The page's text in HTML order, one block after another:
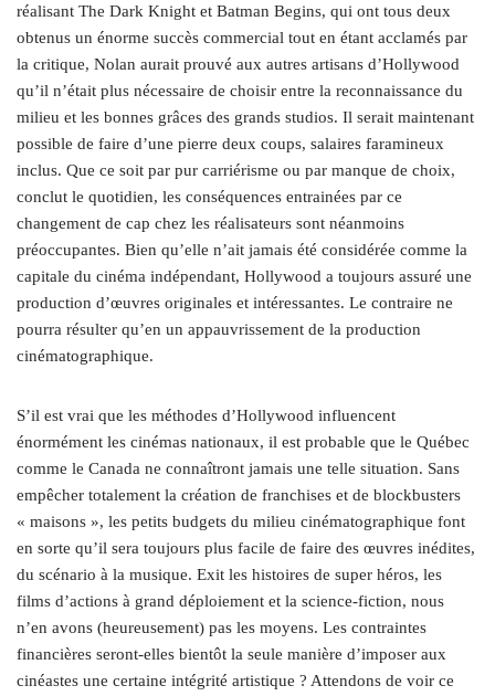
réalisant The Dark Knight et Batman Begins, qui ont tous deux
obtenus un énorme succès commercial tout en étant acclamés par
la critique, Nolan aurait prouvé aux autres artisans d’Hollywood
qu’il n’était plus nécessaire de choisir entre la reconnaissance du
milieu et les bonnes grâces des grands studios. Il serait maintenant
possible de faire d’une pierre deux coups, salaires faramineux
inclus. Que ce soit par pur carriérisme ou par manque de choix,
conclut le quotidien, les conséquences entrainées par ce
changement de cap chez les réalisateurs sont néanmoins
préoccupantes. Bien qu’elle n’ait jamais été considérée comme la
capitale du cinéma indépendant, Hollywood a toujours assuré une
production d’œuvres originales et intéressantes. Le contraire ne
pourra résulter qu’en un appauvrissement de la production
cinématographique.
S’il est vrai que les méthodes d’Hollywood influencent
énormément les cinémas nationaux, il est probable que le Québec
comme le Canada ne connaîtront jamais une telle situation. Sans
empêcher totalement la création de franchises et de blockbusters
« maisons », les petits budgets du milieu cinématographique font
en sorte qu’il sera toujours plus facile de faire des œuvres inédites,
du scénario à la musique. Exit les histoires de super héros, les
films d’actions à grand déploiement et la science-fiction, nous
n’en avons (heureusement) pas les moyens. Les contraintes
financières seront-elles bientôt la seule manière d’imposer aux
cinéastes une certaine intégrité artistique ? Attendons de voir ce